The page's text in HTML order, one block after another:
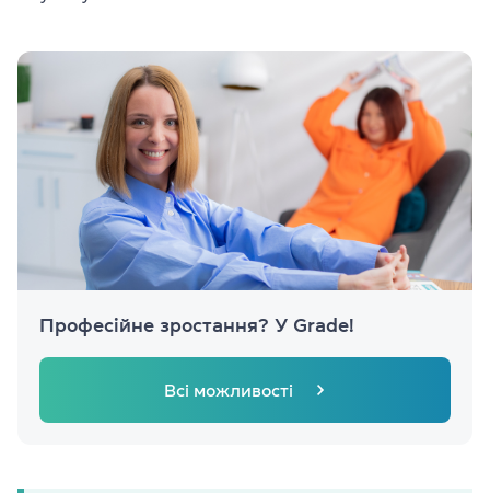
Професійне зростання? У Grade!
Всі можливості